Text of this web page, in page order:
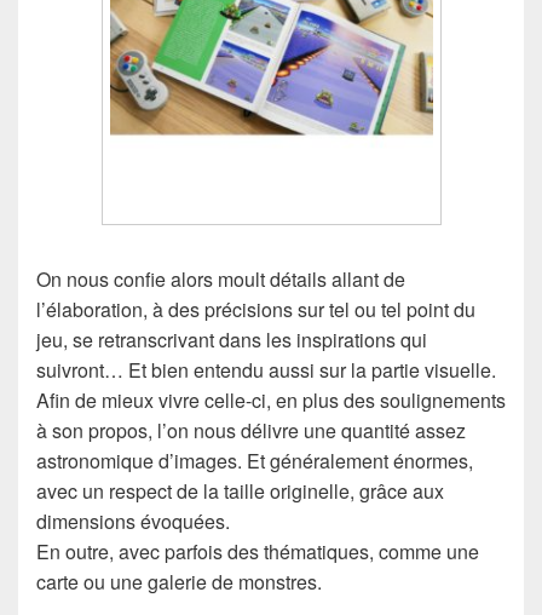
On nous confie alors moult détails allant de
l’élaboration, à des précisions sur tel ou tel point du
jeu, se retranscrivant dans les inspirations qui
suivront… Et bien entendu aussi sur la partie visuelle.
Afin de mieux vivre celle-ci, en plus des soulignements
à son propos, l’on nous délivre une quantité assez
astronomique d’images. Et généralement énormes,
avec un respect de la taille originelle, grâce aux
dimensions évoquées.
En outre, avec parfois des thématiques, comme une
carte ou une galerie de monstres.